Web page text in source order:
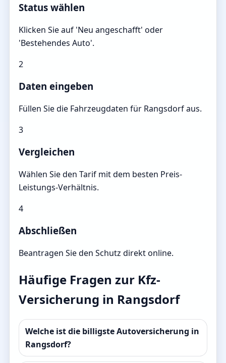
Status wählen
Klicken Sie auf 'Neu angeschafft' oder
'Bestehendes Auto'.
2
Daten eingeben
Füllen Sie die Fahrzeugdaten für Rangsdorf aus.
3
Vergleichen
Wählen Sie den Tarif mit dem besten Preis-
Leistungs-Verhältnis.
4
Abschließen
Beantragen Sie den Schutz direkt online.
Häufige Fragen zur Kfz-
Versicherung in Rangsdorf
Welche ist die billigste Autoversicherung in
Rangsdorf?